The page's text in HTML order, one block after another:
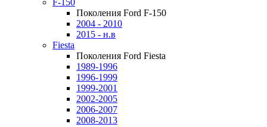
F-150
Поколения Ford F-150
2004 - 2010
2015 - н.в
Fiesta
Поколения Ford Fiesta
1989-1996
1996-1999
1999-2001
2002-2005
2006-2007
2008-2013